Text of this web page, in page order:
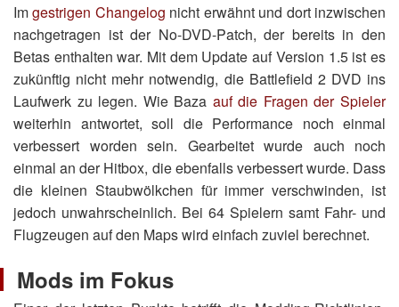
Imgestrigen Changelog nicht erwähnt und dort inzwischen
nachgetragen ist der No-DVD-Patch, der bereits in den
Betas enthalten war. Mit dem Update auf Version 1.5 ist es
zukünftig nicht mehr notwendig, die Battlefield 2 DVD ins
Laufwerk zu legen. Wie Baza auf die Fragen der Spieler
weiterhin antwortet, soll die Performance noch einmal
verbessert worden sein. Gearbeitet wurde auch noch
einmal an der Hitbox, die ebenfalls verbessert wurde. Dass
die kleinen Staubwölkchen für immer verschwinden, ist
jedoch unwahrscheinlich. Bei 64 Spielern samt Fahr- und
Flugzeugen auf den Maps wird einfach zuviel berechnet.
Mods im Fokus